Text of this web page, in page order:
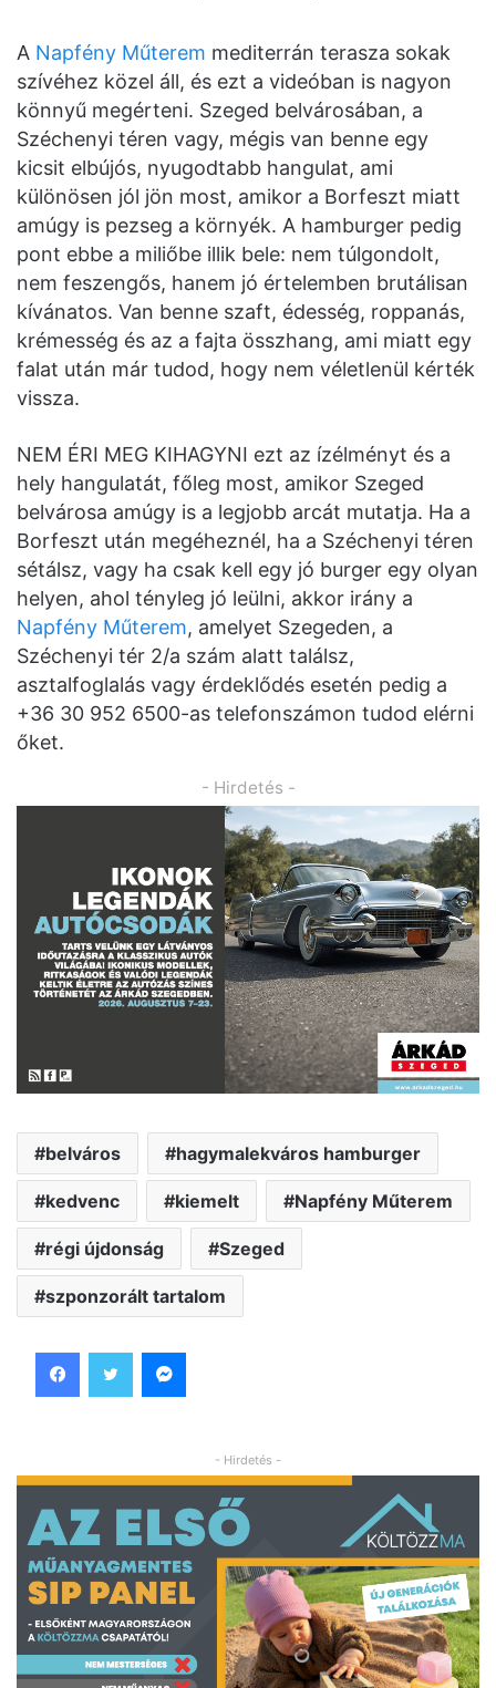
A Napfény Műterem mediterrán terasza sokak
szívéhez közel áll, és ezt a videóban is nagyon
könnyű megérteni. Szeged belvárosában, a
Széchenyi téren vagy, mégis van benne egy
kicsit elbújós, nyugodtabb hangulat, ami
különösen jól jön most, amikor a Borfeszt miatt
amúgy is pezseg a környék. A hamburger pedig
pont ebbe a miliőbe illik bele: nem túlgondolt,
nem feszengős, hanem jó értelemben brutálisan
kívánatos. Van benne szaft, édesség, roppanás,
krémesség és az a fajta összhang, ami miatt egy
falat után már tudod, hogy nem véletlenül kérték
vissza.
NEM ÉRI MEG KIHAGYNI ezt az ízélményt és a
hely hangulatát, főleg most, amikor Szeged
belvárosa amúgy is a legjobb arcát mutatja. Ha a
Borfeszt után megéheznél, ha a Széchenyi téren
sétálsz, vagy ha csak kell egy jó burger egy olyan
helyen, ahol tényleg jó leülni, akkor irány a
Napfény Műterem, amelyet Szegeden, a
Széchenyi tér 2/a szám alatt találsz,
asztalfoglalás vagy érdeklődés esetén pedig a
+36 30 952 6500-as telefonszámon tudod elérni
őket.
- Hirdetés -
belváros hagymalekváros hamburger
kedvenc kiemelt Napfény Műterem
régi újdonság Szeged
szponzorált tartalom
- Hirdetés -